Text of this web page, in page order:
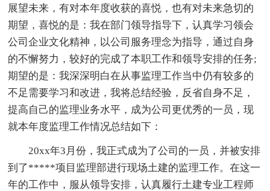
展望未来，有对本年度收获的喜悦，也有对未来急切的
期望，喜悦的是：我在部门领导指导下，认真学习领会
公司企业文化精神，以公司服务理念为指导，通过自身
的不懈努力，较好的完成了本职工作和领导安排的任务;
期望的是：我深深明白在从事监理工作当中仍有较多的
不足需要学习和改进，我将总结经验，反省自身不足，
提高自己的监理业务水平，成为公司更优秀的一员，现
就本年度监理工作情况总结如下：
20xx年3月份，我正式成为了公司的一员，并被安排
到了*****项目监理部进行现场土建的监理工作。在这一
年的工作中，服从领导安排，认真履行土建专业工程师